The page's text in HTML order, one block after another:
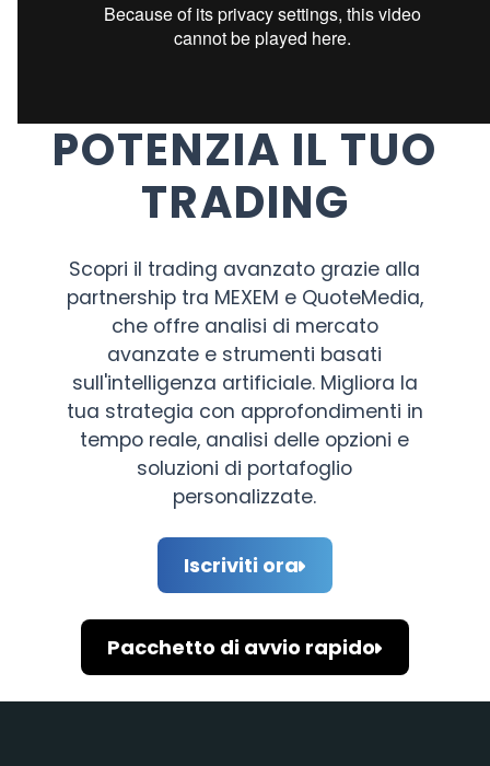
POTENZIA IL TUO
TRADING
Scopri il trading avanzato grazie alla
partnership tra MEXEM e QuoteMedia,
che offre analisi di mercato
avanzate e strumenti basati
sull'intelligenza artificiale. Migliora la
tua strategia con approfondimenti in
tempo reale, analisi delle opzioni e
soluzioni di portafoglio
personalizzate.
Iscriviti ora
Pacchetto di avvio rapido